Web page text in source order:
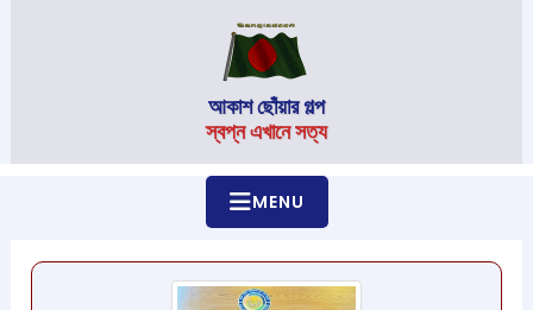
আকাশ ছোঁয়ার গল্প
স্বপ্ন এখানে সত্য
MENU